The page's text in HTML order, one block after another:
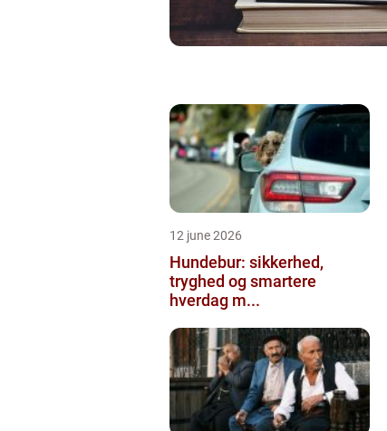
12 june 2026
Hundebur: sikkerhed,
tryghed og smartere
hverdag m...